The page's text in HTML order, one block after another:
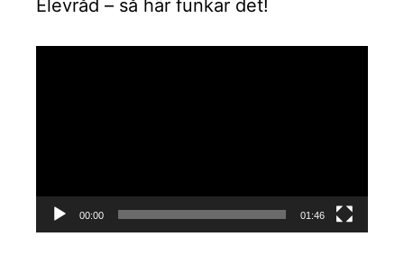
Elevråd – så här funkar det!
00:00 01:46